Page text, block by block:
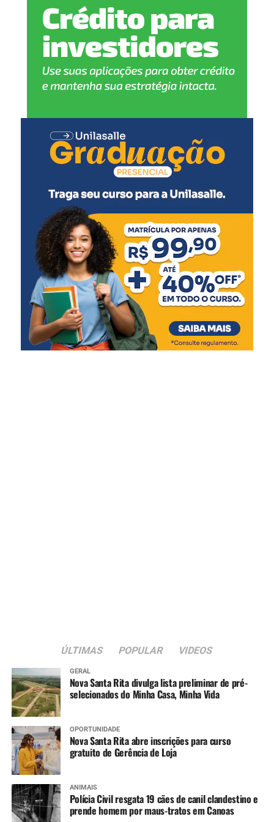
como o uso da assistente virtual do governo estadual, a
Como funciona o MEI RS Calamidades
Dividido em três etapas, o MEI RS Calamidades
disponibiliza:
um auxílio de R$ 1.500 na conta Caixa Tem, da
Caixa Econômica Federal, para todos os
selecionados;
uma consultoria de nove horas oferecida pela
Sul (PUCRS), com foco em temas como
elaboração de plano de negócios, estratégias de
marketing e vendas, controle de custos e definição
de preços;
e, por fim, uma segunda parcela de R$ 1.500, pelo
Banrisul, desde que tenham finalizado a
consultoria e abram uma conta empresarial
gratuita no banco.
Para participar, os interessados devem
cumprir alguns critérios, como:
Calamidades 2
Como: preenchimento de
formulário on-line
Quem pode se inscrever: microempreendedores
individuais que atendam aos critérios, não beneficiados
na primeira fase do programa.
ÚLTIMAS POPULAR VIDEOS
GERAL
Nova Santa Rita divulga lista preliminar de pré-
selecionados do Minha Casa, Minha Vida
OPORTUNIDADE
Nova Santa Rita abre inscrições para curso
gratuito de Gerência de Loja
ANIMAIS
Polícia Civil resgata 19 cães de canil clandestino e
prende homem por maus-tratos em Canoas